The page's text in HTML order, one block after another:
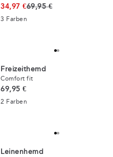
34,97 €Ursprünglicher Preis
69,95 €
3 Farben
Freizeithemd
Comfort fit
Preis
69,95 €
2 Farben
Leinenhemd